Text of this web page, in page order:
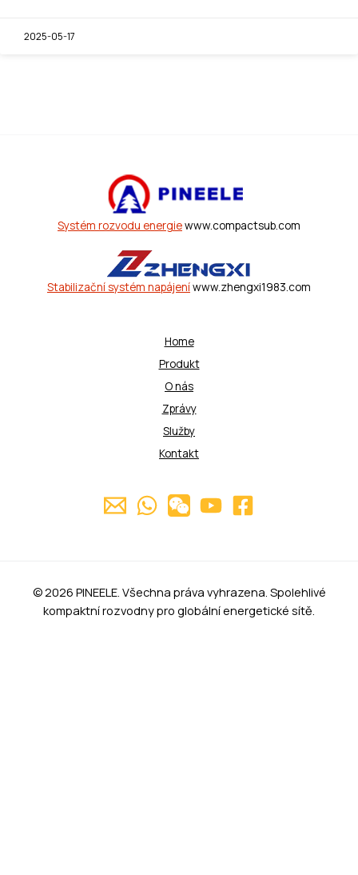
2025-05-17
Systém rozvodu energiewww.compactsub.com
Stabilizační systém napájeníwww.zhengxi1983.com
Home
Produkt
O nás
Zprávy
Služby
Kontakt
© 2026 PINEELE. Všechna práva vyhrazena. Spolehlivé
kompaktní rozvodny pro globální energetické sítě.